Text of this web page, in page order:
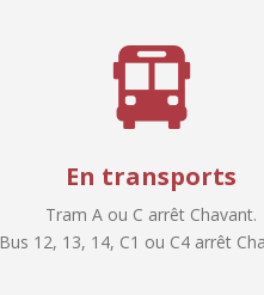
En transports
Tram A ou C arrêt Chavant.
Bus 12, 13, 14, C1 ou C4 arrêt